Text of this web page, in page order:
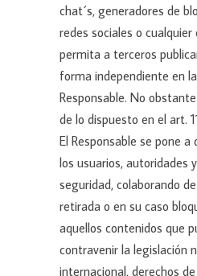
chat´s, generadores de
redes sociales o
permita a terceros
forma independiente en
Responsable. No
de lo dispuesto en el art.
El Responsable se pone
los usuarios, autoridades
seguridad, colaborando
retirada o en su caso
aquellos contenidos que
contravenir la legislación
internacional, derechos